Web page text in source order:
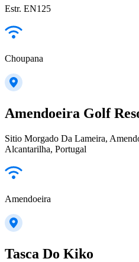
Estr. EN125
Choupana
Amendoeira Golf
Sitio Morgado Da Lameira,
Alcantarilha, Portugal
Amendoeira
Tasca Do Kiko